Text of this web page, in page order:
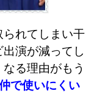
られてしまい干
演が減ってし
る理由がもう
で使いにくい